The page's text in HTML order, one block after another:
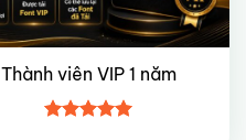
Thành viên VIP 1 năm